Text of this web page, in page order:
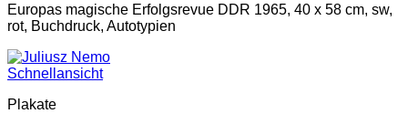
Europas magische Erfolgsrevue DDR 1965, 40 x 58 cm, sw,
rot, Buchdruck, Autotypien
Schnellansicht
Plakate